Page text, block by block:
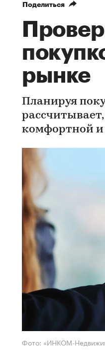
Поделиться
рынке
Планируя
комфортной и
Фото: «ИНКОМ-